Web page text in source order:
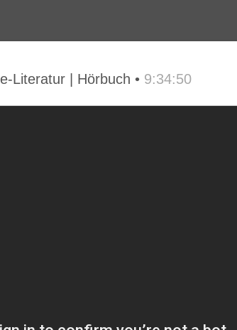
Literatur | Hörbuch • 9:34:50